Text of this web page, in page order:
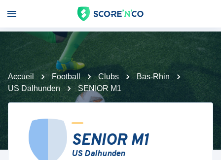
Accueil Football Clubs
Bas-Rhin
US Dalhunden
SENIOR M1
SENIOR M1
US Dalhunden